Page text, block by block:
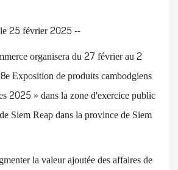
25 février 2025 --
organisera du 27 février au 2
Exposition de produits cambodgiens
2025 » dans la zone d'exercice public
Siem Reap dans la province de Siem
la valeur ajoutée des affaires de